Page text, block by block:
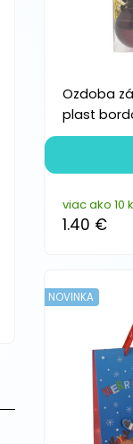
Ozdoba
plast
viac ako 10
1.40 €
NOVINKA